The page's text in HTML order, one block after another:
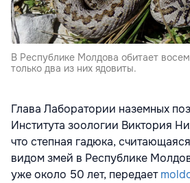
В Республике Молдова обитает
только два из них ядовиты.
Глава Лаборатории наземных
Института зоологии Виктория
что степная гадюка,
видом змей в Республике
уже около 50 лет, передает